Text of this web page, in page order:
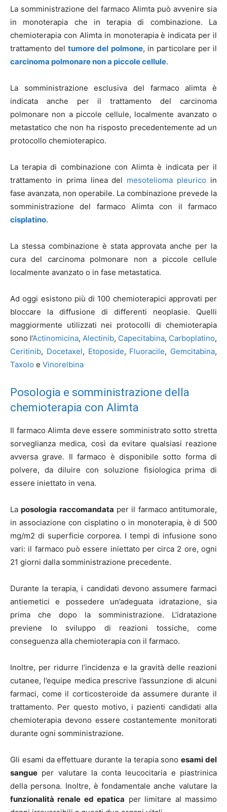
La somministrazione del farmaco Alimta può avvenire sia
in monoterapia che in terapia di combinazione. La
chemioterapia con Alimta in monoterapia è indicata per il
trattamento deltumore del polmone, in particolare per il
carcinoma polmonare non a piccole cellule.
La somministrazione esclusiva del farmaco alimta è
indicata anche per il trattamento del carcinoma
polmonare non a piccole cellule, localmente avanzato o
metastatico che non ha risposto precedentemente ad un
protocollo chemioterapico.
La terapia di combinazione con Alimta è indicata per il
trattamento in prima linea del mesotelioma pleurico in
fase avanzata, non operabile. La combinazione prevede la
somministrazione del farmaco Alimta con il farmaco
cisplatino.
La stessa combinazione è stata approvata anche per la
cura del carcinoma polmonare non a piccole cellule
localmente avanzato o in fase metastatica.
Ad oggi esistono più di 100 chemioterapici approvati per
bloccare la diffusione di differenti neoplasie. Quelli
maggiormente utilizzati nei protocolli di chemioterapia
sono l’Actinomicina, Alectinib, Capecitabina, Carboplatino,
Ceritinib, Docetaxel, Etoposide, Fluoracile, Gemcitabina,
Taxolo e Vinorelbina
Posologia e somministrazione della
chemioterapia con Alimta
Il farmaco Alimta deve essere somministrato sotto stretta
sorveglianza medica, così da evitare qualsiasi reazione
avversa grave. Il farmaco è disponibile sotto forma di
polvere, da diluire con soluzione fisiologica prima di
essere iniettato in vena.
Laposologia raccomandata per il farmaco antitumorale,
in associazione con cisplatino o in monoterapia, è di 500
mg/m2 di superficie corporea. I tempi di infusione sono
vari: il farmaco può essere iniettato per circa 2 ore, ogni
21 giorni dalla somministrazione precedente.
Durante la terapia, i candidati devono assumere farmaci
antiemetici e possedere un’adeguata idratazione, sia
prima che dopo la somministrazione. L’idratazione
previene lo sviluppo di reazioni tossiche, come
conseguenza alla chemioterapia con il farmaco.
Inoltre, per ridurre l’incidenza e la gravità delle reazioni
cutanee, l’equipe medica prescrive l’assunzione di alcuni
farmaci, come il corticosteroide da assumere durante il
trattamento. Per questo motivo, i pazienti candidati alla
chemioterapia devono essere costantemente monitorati
durante ogni somministrazione.
Gli esami da effettuare durante la terapia sonoesami del
sangue per valutare la conta leucocitaria e piastrinica
della persona. Inoltre, è fondamentale anche valutare la
funzionalità renale ed epatica per limitare al massimo